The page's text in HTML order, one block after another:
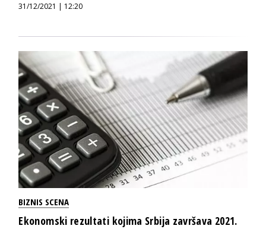
31/12/2021 | 12:20
BIZNIS SCENA
Ekonomski rezultati kojima Srbija završava 2021.